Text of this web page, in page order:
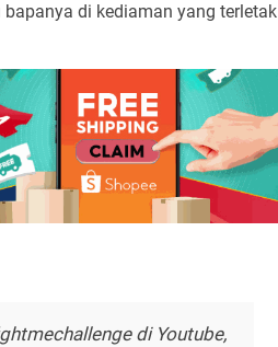
di kediaman yang terletak
di Youtube,